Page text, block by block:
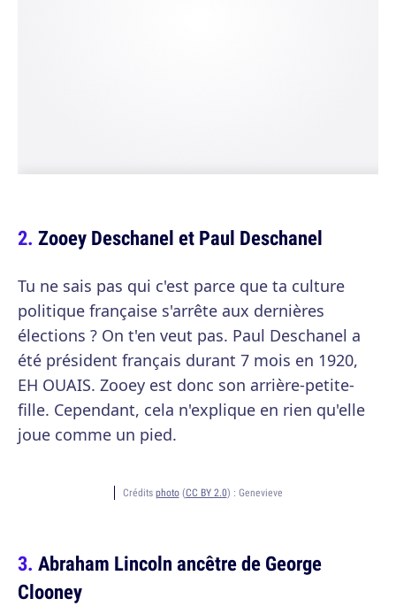
Zooey Deschanel et Paul Deschanel
Tu ne sais pas qui c'est parce que ta culture
politique française s'arrête aux dernières
élections ? On t'en veut pas. Paul Deschanel a
été président français durant 7 mois en 1920,
EH OUAIS. Zooey est donc son arrière-petite-
fille. Cependant, cela n'explique en rien qu'elle
joue comme un pied.
Crédits photo(CC BY 2.0) : Genevieve
Abraham Lincoln ancêtre de George
Clooney